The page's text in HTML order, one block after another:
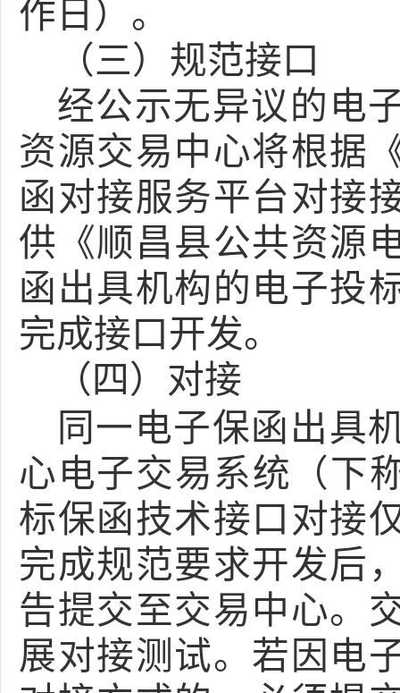
作日）。
（三）规范接口
经公示无异议的电
资源交易中心将根据
函对接服务平台对接
供《顺昌县公共资源
函出具机构的电子投
完成接口开发。
（四） 对接
同一电子保函出具
心电子交易系统（下
标保函技术接口对接
完成规范要求开发后
告提交至交易中心。
展对接测试。若因电